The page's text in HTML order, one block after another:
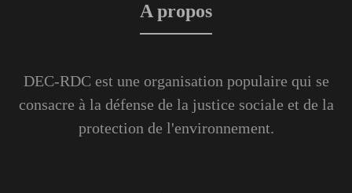
A propos
DEC-RDC est une organisation populaire qui se
consacre à la défense de la justice sociale et de la
protection de l'environnement.